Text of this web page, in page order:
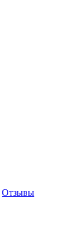
Отзывы